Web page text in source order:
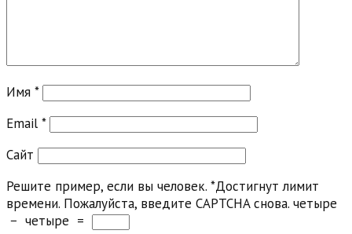
Имя *
Email *
Сайт
Решите пример, если вы человек. *Достигнут лимит
времени. Пожалуйста, введите CAPTCHA снова. четыре
− четыре =